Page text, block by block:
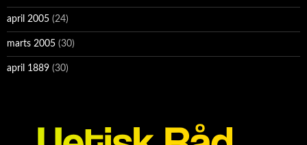
april 2005 (24)
marts 2005 (30)
april 1889 (30)